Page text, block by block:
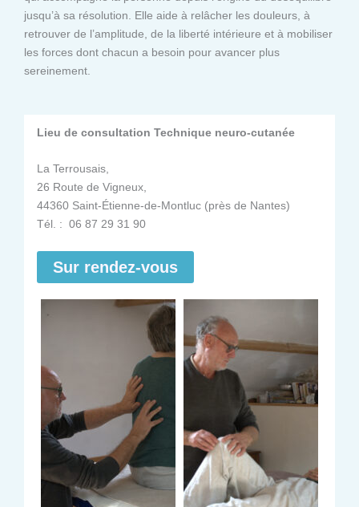
jusqu’à sa résolution. Elle aide à relâcher les douleurs, à
retrouver de l’amplitude, de la liberté intérieure et à mobiliser
les forces dont chacun a besoin pour avancer plus
sereinement.
Lieu de consultation Technique neuro-cutanée
La Terrousais,
26 Route de Vigneux,
44360 Saint-Étienne-de-Montluc (près de Nantes)
Tél. : 06 87 29 31 90
Sur rendez-vous